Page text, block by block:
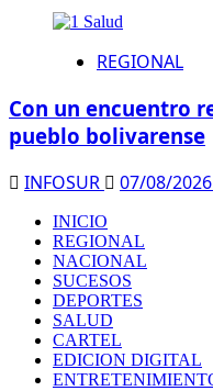
REGIONAL
Con un encuentro
pueblo bolivarense
INFOSUR 07/08/2026
INICIO
REGIONAL
NACIONAL
SUCESOS
DEPORTES
SALUD
CARTEL
EDICION DIGITAL